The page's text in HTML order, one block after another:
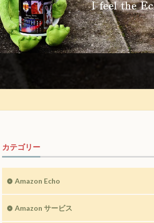
カテゴリー
Amazon Echo
Amazon サービス